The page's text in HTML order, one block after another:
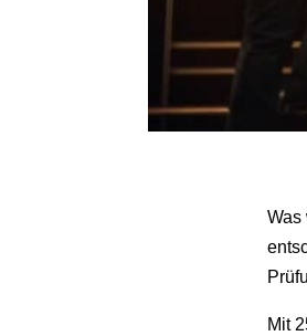
Was
Mit